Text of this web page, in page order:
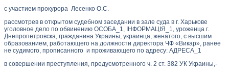
с участием прокурора Лесенко О.С.
рассмотрев в открытом судебном заседании в зале суда в г. Харькове
уголовное дело по обвинению ОСОБА_1, ІНФОРМАЦІЯ_1, уроженца г.
Днепропетровска, гражданина Украины, украинца, женатого, с высшим
образованием, работающего на должности директора ЧФ «Викар», ранее
не судимого, прописанного и проживающего по адресу: АДРЕСА_1
в совершении преступления, предусмотренного ч. 2 ст. 382 УК Украины,-